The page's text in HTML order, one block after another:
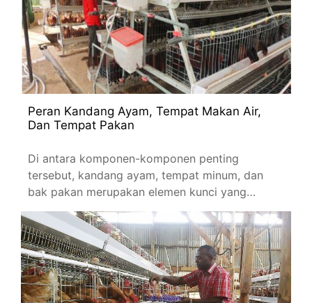
Peran Kandang Ayam, Tempat Makan Air,
Dan Tempat Pakan
Di antara komponen-komponen penting
tersebut, kandang ayam, tempat minum, dan
bak pakan merupakan elemen kunci yang
berdampak langsung terhadap kesehatan